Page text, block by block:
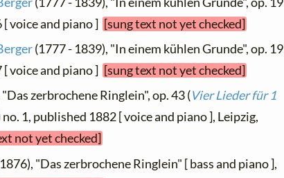
[ voice and piano ] [sung text not yet checked]
(1777 - 1839), "In einem kühlen Grunde", op. 19
[ voice and piano ] [sung text not yet checked]
zerbrochene Ringlein", op. 43 (Vier Lieder für 1
no. 1, published 1882 [ voice and piano ], Leipzig,
not yet checked]
"Das zerbrochene Ringlein" [ bass and piano ],